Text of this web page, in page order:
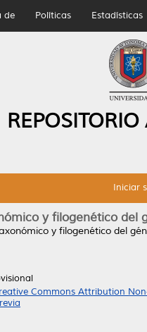
de Políticas Estadísticas
Iniciar
y filogenético del
y filogenético del
Commons Attribution